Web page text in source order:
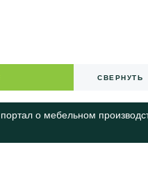
СВЕРНУТЬ
о мебельном